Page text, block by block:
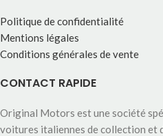
Politique de confidentialité
Mentions légales
Conditions générales de vente
CONTACT RAPIDE
Original Motors est une société
voitures italiennes de collection et